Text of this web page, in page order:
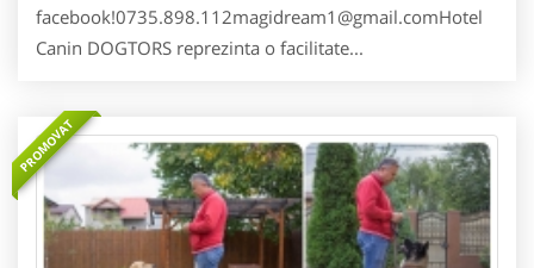
facebook!0735.898.112magidream1@gmail.comHotel
Canin DOGTORS reprezinta o facilitate...
PROMOVAT